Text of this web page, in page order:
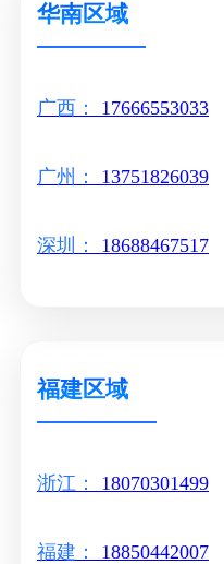
华南区域
广西： 17666553033
广州： 13751826039
深圳： 18688467517
福建区域
浙江： 18070301499
福建： 18850442007